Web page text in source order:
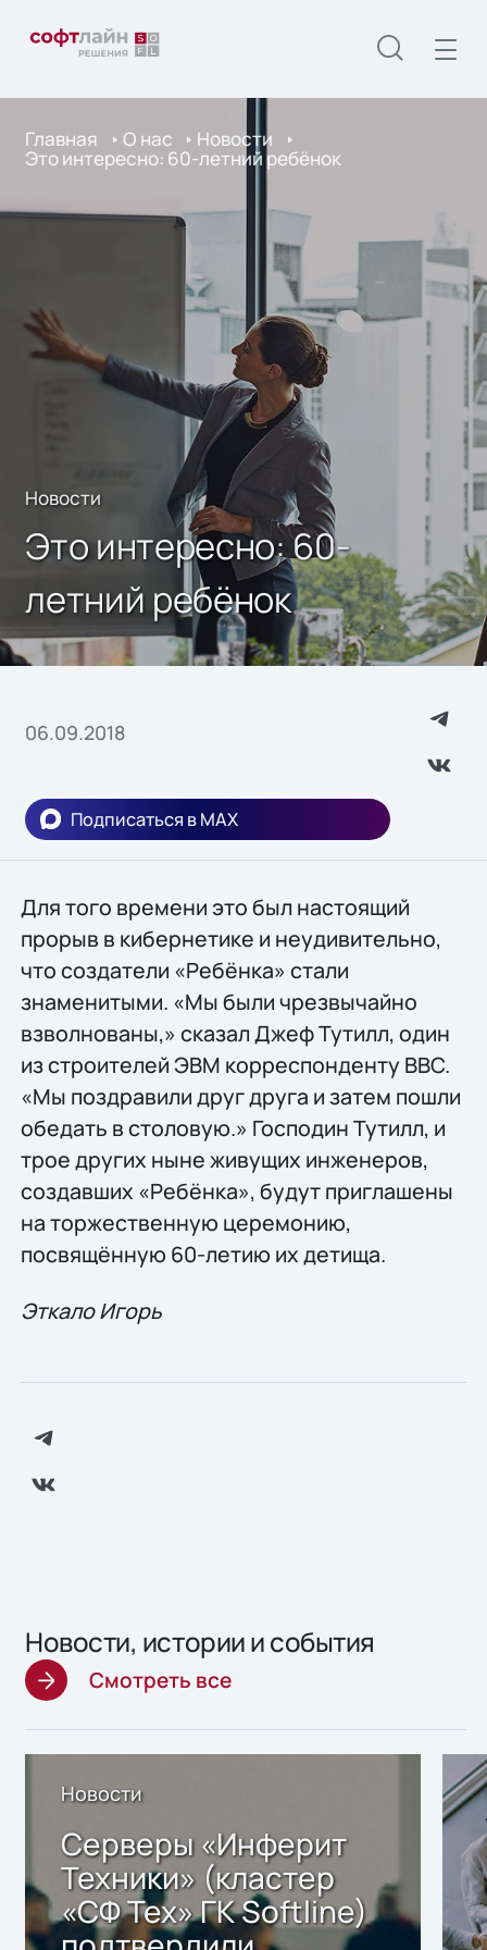
Главная О нас Новости
Это интересно: 60-летний ребёнок
Новости
Это интересно: 60-
летний ребёнок
06.09.2018
Подписаться в MAX
Для того времени это был настоящий
прорыв в кибернетике и неудивительно,
что создатели «Ребёнка» стали
знаменитыми. «Мы были чрезвычайно
взволнованы,» сказал Джеф Тутилл, один
из строителей ЭВМ корреспонденту BBC.
«Мы поздравили друг друга и затем пошли
обедать в столовую.» Господин Тутилл, и
трое других ныне живущих инженеров,
создавших «Ребёнка», будут приглашены
на торжественную церемонию,
посвящённую 60-летию их детища.
Эткало Игорь
Новости, истории и события
Смотреть все
Новости
Серверы «Инферит
Техники» (кластер
«СФ Тех» ГК Softline)